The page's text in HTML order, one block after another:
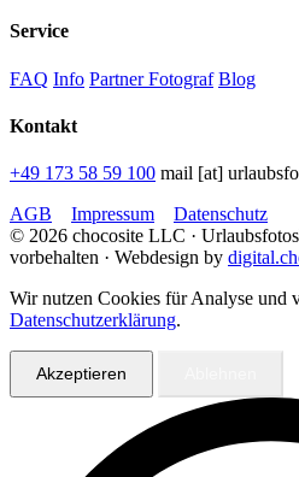
Service
FAQ Info Partner Fotograf Blog
Kontakt
+49 173 58 59 100 mail [at]
AGB
Impressum
Datenschutz
© 2026 chocosite LLC ·
vorbehalten · Webdesign by
Wir nutzen Cookies für Analyse und
Datenschutzerklärung.
Akzeptieren